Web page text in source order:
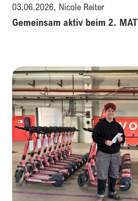
03.06.2026, Nicole Reiter
Gemeinsam aktiv beim 2.